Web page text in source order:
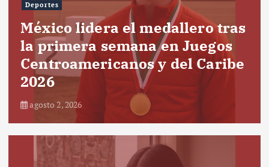
Deportes
México lidera el medallero tras
la primera semana en Juegos
Centroamericanos y del Caribe
2026
agosto 2, 2026